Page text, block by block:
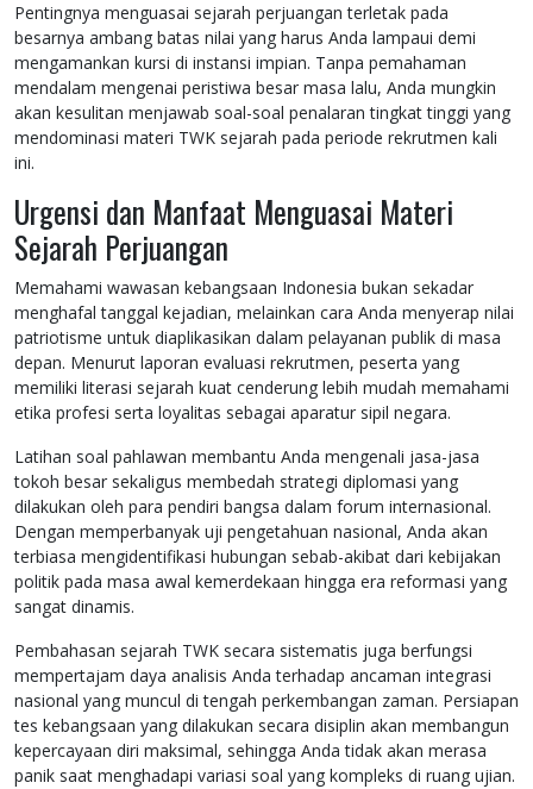
Pentingnya menguasai sejarah perjuangan terletak pada
besarnya ambang batas nilai yang harus Anda lampaui demi
mengamankan kursi di instansi impian. Tanpa pemahaman
mendalam mengenai peristiwa besar masa lalu, Anda mungkin
akan kesulitan menjawab soal-soal penalaran tingkat tinggi yang
mendominasi materi TWK sejarah pada periode rekrutmen kali
ini.
Urgensi dan Manfaat Menguasai Materi
Sejarah Perjuangan
Memahami wawasan kebangsaan Indonesia bukan sekadar
menghafal tanggal kejadian, melainkan cara Anda menyerap nilai
patriotisme untuk diaplikasikan dalam pelayanan publik di masa
depan. Menurut laporan evaluasi rekrutmen, peserta yang
memiliki literasi sejarah kuat cenderung lebih mudah memahami
etika profesi serta loyalitas sebagai aparatur sipil negara.
Latihan soal pahlawan membantu Anda mengenali jasa-jasa
tokoh besar sekaligus membedah strategi diplomasi yang
dilakukan oleh para pendiri bangsa dalam forum internasional.
Dengan memperbanyak uji pengetahuan nasional, Anda akan
terbiasa mengidentifikasi hubungan sebab-akibat dari kebijakan
politik pada masa awal kemerdekaan hingga era reformasi yang
sangat dinamis.
Pembahasan sejarah TWK secara sistematis juga berfungsi
mempertajam daya analisis Anda terhadap ancaman integrasi
nasional yang muncul di tengah perkembangan zaman. Persiapan
tes kebangsaan yang dilakukan secara disiplin akan membangun
kepercayaan diri maksimal, sehingga Anda tidak akan merasa
panik saat menghadapi variasi soal yang kompleks di ruang ujian.